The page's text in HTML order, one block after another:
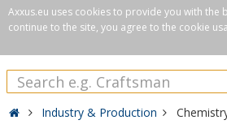
Axxus.eu uses cookies to provide you with the
continue to the site, you agree to the cookie
Industry & Production